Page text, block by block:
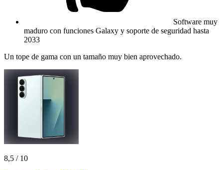
Software muy
maduro con funciones Galaxy y soporte de seguridad hasta
2033
Un tope de gama con un tamaño muy bien aprovechado.
8,5 / 10